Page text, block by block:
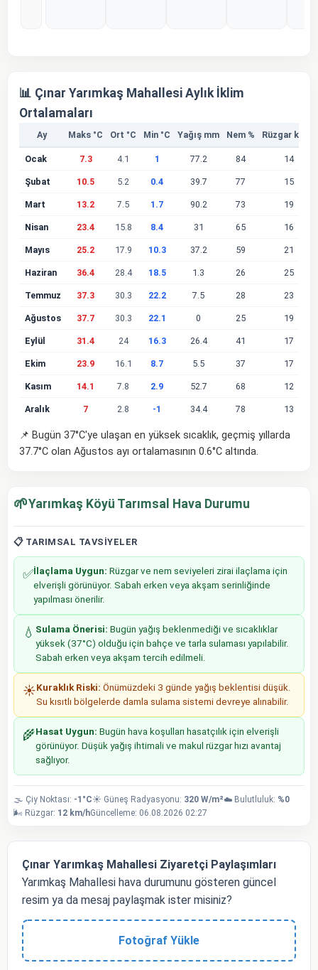
📊 Çınar Yarımkaş Mahallesi Aylık İklim
Ortalamaları
Ay Maks °C Ort °C Min °C Yağış mm Nem % Rüzgar km/s
Ocak 7.3 4.1 1 77.2 84 14
Şubat 10.5 5.2 0.4 39.7 77 15
Mart 13.2 7.5 1.7 90.2 73 19
Nisan 23.4 15.8 8.4 31 65 16
Mayıs 25.2 17.9 10.3 37.2 59 21
Haziran 36.4 28.4 18.5 1.3 26 25
Temmuz 37.3 30.3 22.2 7.5 28 23
Ağustos 37.7 30.3 22.1 0 25 19
Eylül 31.4 24 16.3 26.4 41 17
Ekim 23.9 16.1 8.7 5.5 37 17
Kasım 14.1 7.8 2.9 52.7 68 12
Aralık 7 2.8 -1 34.4 78 13
📌 Bugün 37°C'ye ulaşan en yüksek sıcaklık, geçmiş yıllarda
37.7°C olan Ağustos ayı ortalamasının 0.6°C altında.
🌱Yarımkaş Köyü Tarımsal Hava Durumu
📋 TARIMSAL TAVSIYELER
✅İlaçlama Uygun: Rüzgar ve nem seviyeleri zirai ilaçlama için
elverişli görünüyor. Sabah erken veya akşam serinliğinde
yapılması önerilir.
💧 Sulama Önerisi: Bugün yağış beklenmediği ve sıcaklıklar
yüksek (37°C) olduğu için bahçe ve tarla sulaması yapılabilir.
Sabah erken veya akşam tercih edilmeli.
☀️Kuraklık Riski: Önümüzdeki 3 günde yağış beklentisi düşük.
Su kısıtlı bölgelerde damla sulama sistemi devreye alınabilir.
🌾Hasat Uygun: Bugün hava koşulları hasatçılık için elverişli
görünüyor. Düşük yağış ihtimali ve makul rüzgar hızı avantaj
sağlıyor.
🌫️ Çiy Noktası: -1°C☀️ Güneş Radyasyonu: 320 W/m²☁️ Bulutluluk: %0
🌬️ Rüzgar: 12 km/hGüncelleme: 06.08.2026 02:27
Çınar Yarımkaş Mahallesi Ziyaretçi Paylaşımları
Yarımkaş Mahallesi hava durumunu gösteren güncel
resim ya da mesaj paylaşmak ister misiniz?
Fotoğraf Yükle